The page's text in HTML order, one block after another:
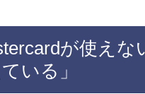
が使えな
いる」